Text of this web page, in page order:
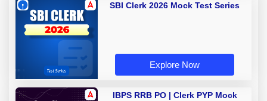
SBI Clerk 2026 Mock Test Series
Explore Now
IBPS RRB PO | Clerk PYP Mock